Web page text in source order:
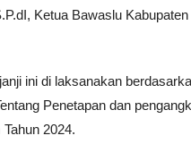
Ketua Bawaslu
ini di laksanakan
Penetapan dan
2024.